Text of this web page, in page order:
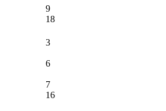
9
18
3
6
7
16